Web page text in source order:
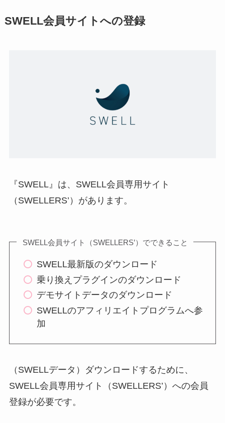
SWELL会員サイトへの登録
『SWELL』は、SWELL会員専用サイト
（SWELLERS’）があります。
SWELL会員サイト（SWELLERS’）でできること
SWELL最新版のダウンロード
乗り換えプラグインのダウンロード
デモサイトデータのダウンロード
SWELLのアフィリエイトプログラムへ参
加
（SWELLデータ）ダウンロードするために、
SWELL会員専用サイト（SWELLERS’）への会員
登録が必要です。